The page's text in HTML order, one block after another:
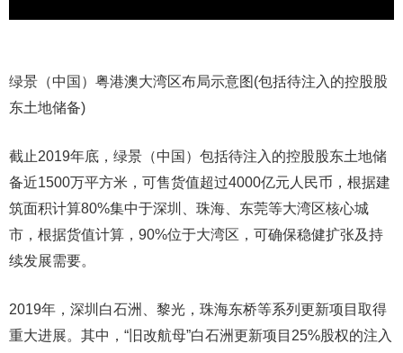
绿景（中国）粤港澳大湾区布局示意图(包括待注入的控股股
东土地储备)
截止2019年底，绿景（中国）包括待注入的控股股东土地储
备近1500万平方米，可售货值超过4000亿元人民币，根据建
筑面积计算80%集中于深圳、珠海、东莞等大湾区核心城
市，根据货值计算，90%位于大湾区，可确保稳健扩张及持
续发展需要。
2019年，深圳白石洲、黎光，珠海东桥等系列更新项目取得
重大进展。其中，“旧改航母”白石洲更新项目25%股权的注入